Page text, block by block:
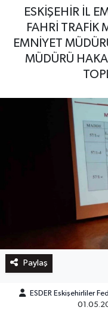
ESKİŞEHİR İL
FAHRİ TRAFİK
EMNİYET
MÜDÜRÜ
Paylaş
ESDER Eskişehirliler